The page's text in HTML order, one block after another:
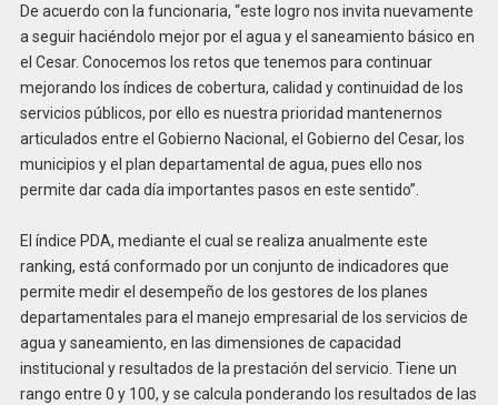
De acuerdo con la funcionaria, “este logro nos invita nuevamente
a seguir haciéndolo mejor por el agua y el saneamiento básico en
el Cesar. Conocemos los retos que tenemos para continuar
mejorando los índices de cobertura, calidad y continuidad de los
servicios públicos, por ello es nuestra prioridad mantenernos
articulados entre el Gobierno Nacional, el Gobierno del Cesar, los
municipios y el plan departamental de agua, pues ello nos
permite dar cada día importantes pasos en este sentido”.
El índice PDA, mediante el cual se realiza anualmente este
ranking, está conformado por un conjunto de indicadores que
permite medir el desempeño de los gestores de los planes
departamentales para el manejo empresarial de los servicios de
agua y saneamiento, en las dimensiones de capacidad
institucional y resultados de la prestación del servicio. Tiene un
rango entre 0 y 100, y se calcula ponderando los resultados de las